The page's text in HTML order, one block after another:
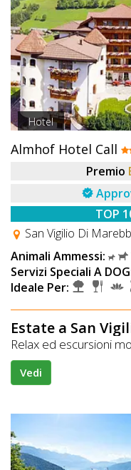
Hotel
Almhof Hotel Call
Premio
TOP
San Vigilio Di
Animali Ammessi:
Servizi Speciali A
Ideale Per:
Estate a San
Relax ed escursioni
Vedi